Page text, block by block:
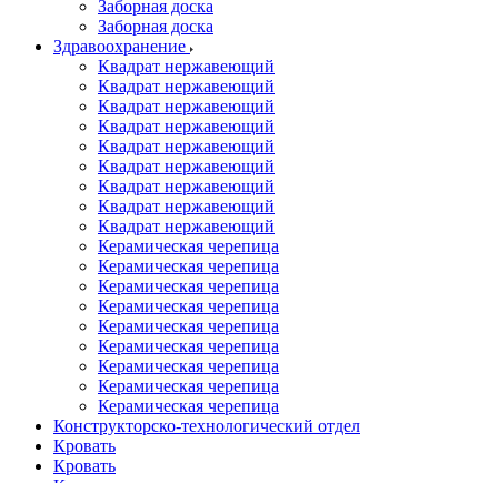
Заборная доска
Заборная доска
Здравоохранение
Квадрат нержавеющий
Квадрат нержавеющий
Квадрат нержавеющий
Квадрат нержавеющий
Квадрат нержавеющий
Квадрат нержавеющий
Квадрат нержавеющий
Квадрат нержавеющий
Квадрат нержавеющий
Керамическая черепица
Керамическая черепица
Керамическая черепица
Керамическая черепица
Керамическая черепица
Керамическая черепица
Керамическая черепица
Керамическая черепица
Керамическая черепица
Конструкторско-технологический отдел
Кровать
Кровать